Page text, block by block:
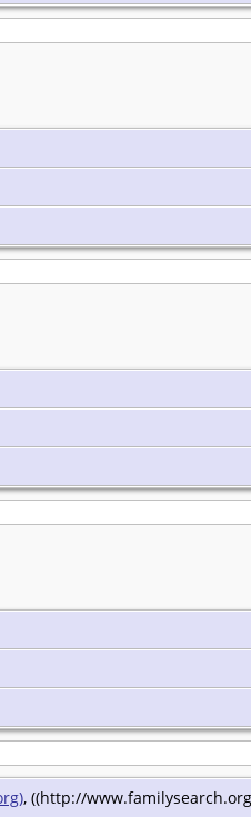
, ((http://